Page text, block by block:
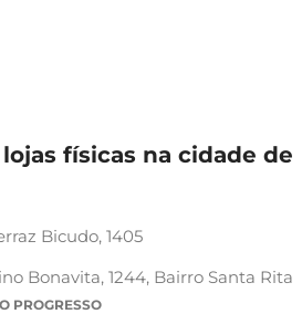
físicas na cidade de
Bicudo, 1405
Bonavita, 1244, Bairro Santa Rita
PROGRESSO